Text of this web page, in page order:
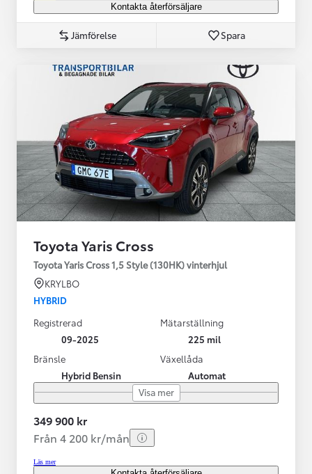
Kontakta återförsäljare
Jämförelse Spara
Toyota Yaris Cross
Toyota Yaris Cross 1,5 Style (130HK) vinterhjul
KRYLBO
HYBRID
Registrerad
09-2025
Mätarställning
225 mil
Bränsle
Hybrid Bensin
Växellåda
Automat
Visa mer
349 900 kr
Från 4 200 kr/mån
Läs mer